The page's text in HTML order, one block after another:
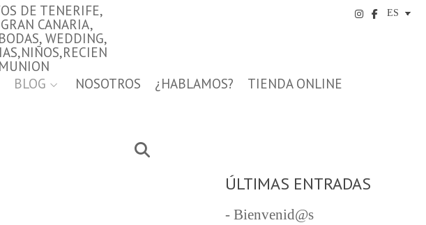
BLOG NOSOTROS ¿HABLAMOS? TIENDA ONLINE
ÚLTIMAS ENTRADAS
- Bienvenid@s